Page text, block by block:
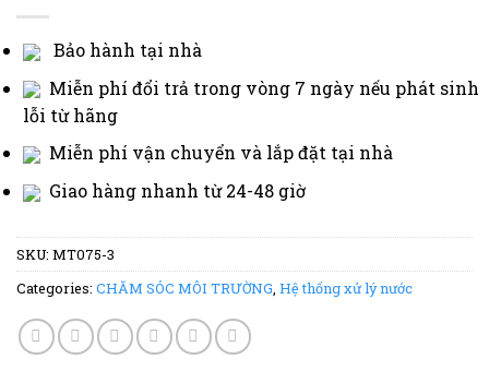
Bảo hành tại nhà
Miễn phí đổi trả trong vòng 7 ngày nếu phát sinh
lỗi từ hãng
Miễn phí vận chuyển và lắp đặt tại nhà
Giao hàng nhanh từ 24-48 giờ
SKU: MT075-3
Categories: CHĂM SÓC MÔI TRƯỜNG, Hệ thống xử lý nước